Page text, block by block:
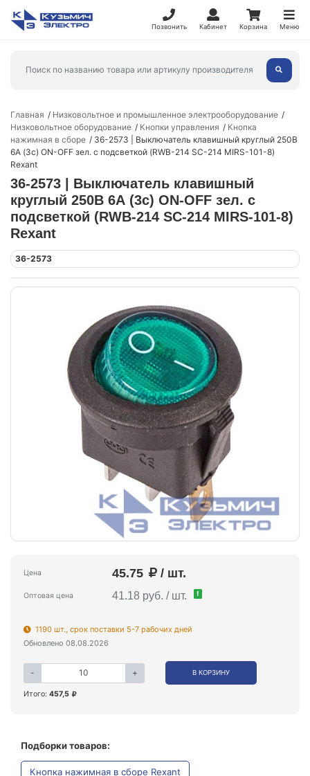
Позвонить Кабинет Корзина Меню
Главная
Низковольтное и промышленное электрооборудование
Низковольтное оборудование
Кнопки управления
Кнопка
нажимная в сборе
36-2573 | Выключатель клавишный круглый 250В
6А (3с) ON-OFF зел. с подсветкой (RWB-214 SC-214 MIRS-101-8)
Rexant
36-2573 | Выключатель клавишный
круглый 250В 6А (3с) ON-OFF зел. с
подсветкой (RWB-214 SC-214 MIRS-101-8)
Rexant
36-2573
Цена 45.75 / шт.
Оптовая цена 41.18 руб. / шт. !
1190 шт., срок поставки 5-7 рабочих дней
Обновлено 08.08.2026
- + В КОРЗИНУ
Итого: 457,5
Подборки товаров:
Кнопка нажимная в сборе Rexant